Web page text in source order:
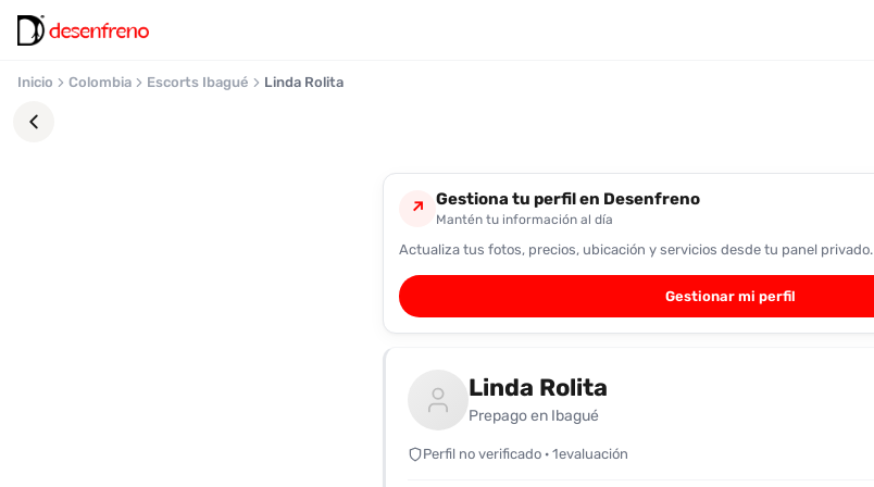
Inicio Colombia Escorts Ibagué Linda Rolita
↗ Gestiona tu perfil en Desenfreno
Mantén tu información al día
Actualiza tus fotos, precios, ubicación y servicios desde tu panel privado.
Gestionar mi perfil
Linda Rolita
Prepago en Ibagué
Perfil no verificado · 1evaluación